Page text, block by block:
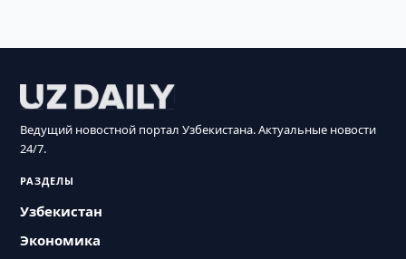
Ведущий новостной портал Узбекистана. Актуальные новости
24/7.
РАЗДЕЛЫ
Узбекистан
Экономика